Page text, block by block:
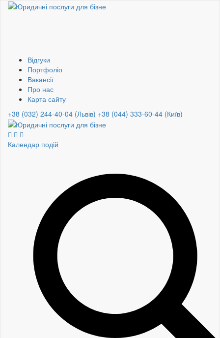
Відгуки
Портфоліо
Вакансії
Про нас
Карта сайту
+38 (032) 244-40-04 (Львів) +38 (044) 333-60-44 (Київ)
Календар подій